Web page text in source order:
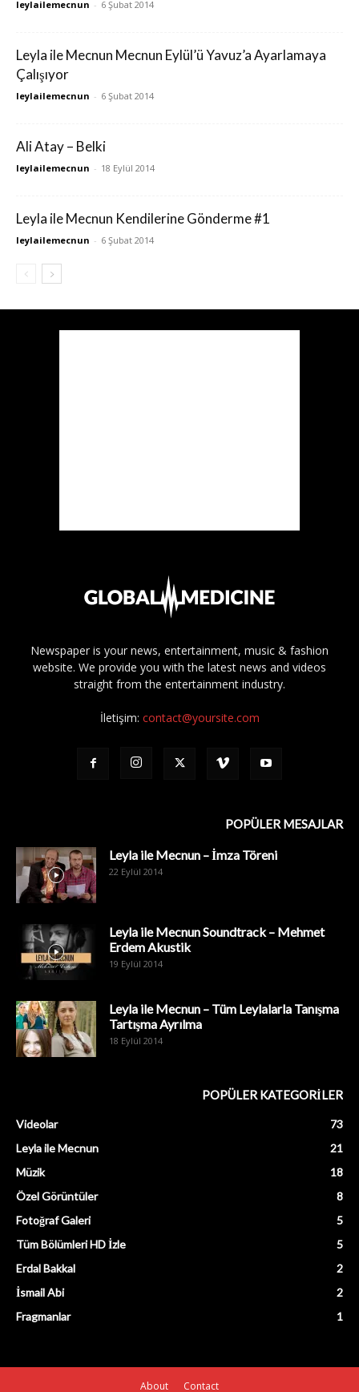
leylailemecnun - 6 Şubat 2014
Leyla ile Mecnun Mecnun Eylül’ü Yavuz’a Ayarlamaya
Çalışıyor
leylailemecnun - 6 Şubat 2014
Ali Atay – Belki
leylailemecnun - 18 Eylül 2014
Leyla ile Mecnun Kendilerine Gönderme #1
leylailemecnun - 6 Şubat 2014
Newspaper is your news, entertainment, music & fashion
website. We provide you with the latest news and videos
straight from the entertainment industry.
İletişim: contact@yoursite.com
POPÜLER MESAJLAR
Leyla ile Mecnun – İmza Töreni
22 Eylül 2014
Leyla ile Mecnun Soundtrack – Mehmet
Erdem Akustik
19 Eylül 2014
Leyla ile Mecnun – Tüm Leylalarla Tanışma
Tartışma Ayrılma
18 Eylül 2014
POPÜLER KATEGORİLER
Videolar
73
Leyla ile Mecnun
21
Müzik
18
Özel Görüntüler
8
Fotoğraf Galeri
5
Tüm Bölümleri HD İzle
5
Erdal Bakkal
2
İsmail Abi
2
Fragmanlar
1
About Contact